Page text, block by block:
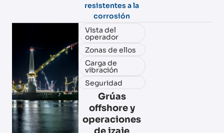
resistentes a la
corrosión
Vista del
operador
Zonas de ellos
Carga de
vibración
Seguridad
Grúas
offshore y
operaciones